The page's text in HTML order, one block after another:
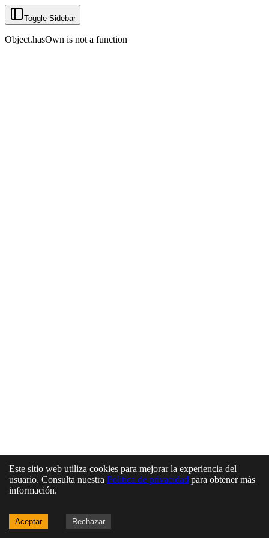
Toggle Sidebar
Object.hasOwn is not a function
Este sitio web utiliza cookies para mejorar la experiencia del
usuario. Consulta nuestra Política de privacidad para obtener más
información.
Aceptar Rechazar